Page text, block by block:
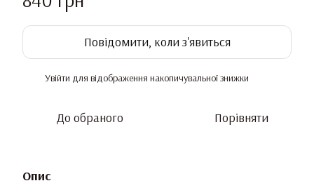
Повідомити, коли з'явиться
Увійти для відображення накопичувальної знижки
До обраного Порівняти
Опис